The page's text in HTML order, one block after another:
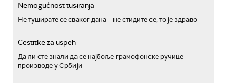
Nemogućnost tusiranja
Не туширате се сваког дана – не стидите се, то је здраво
Cestitke za uspeh
Да ли сте знали да се најбоље грамофонске ручице
производе у Србији